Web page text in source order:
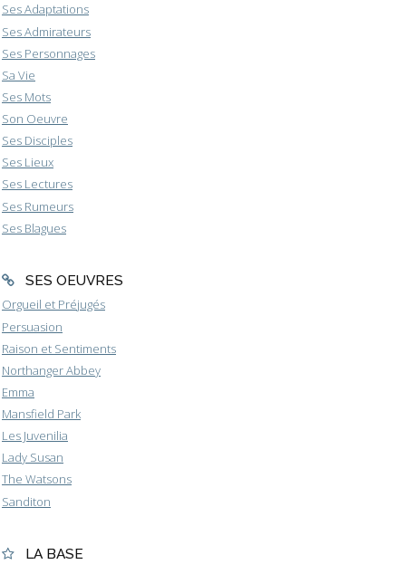
Ses Adaptations
Ses Admirateurs
Ses Personnages
Sa Vie
Ses Mots
Son Oeuvre
Ses Disciples
Ses Lieux
Ses Lectures
Ses Rumeurs
Ses Blagues
SES OEUVRES
Orgueil et Préjugés
Persuasion
Raison et Sentiments
Northanger Abbey
Emma
Mansfield Park
Les Juvenilia
Lady Susan
The Watsons
Sanditon
LA BASE